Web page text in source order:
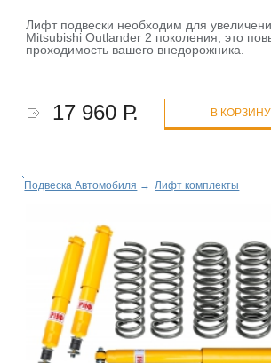
Лифт подвески необходим для
Mitsubishi Outlander 2 поколения, это
проходимость вашего внедорожника.
17 960 Р. В КОРЗИНУ
Подвеска Автомобиля → Лифт комплекты